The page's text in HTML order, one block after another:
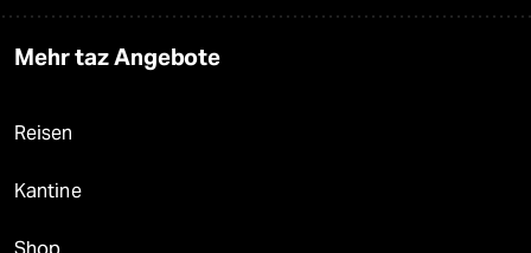
Mehr taz Angebote
Reisen
Kantine